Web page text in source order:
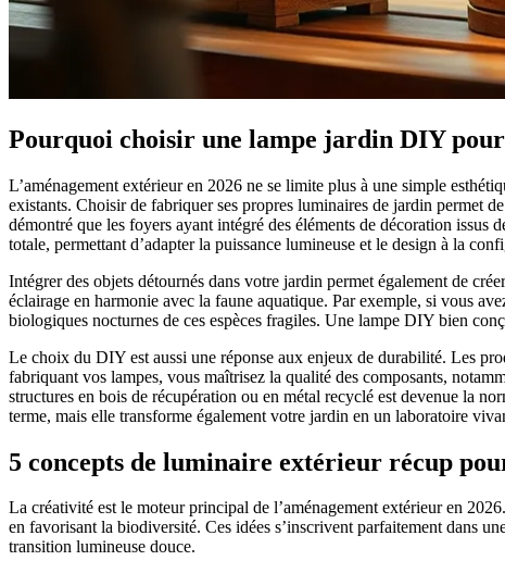
Pourquoi choisir une lampe jardin DIY
L’aménagement extérieur en 2026 ne se limite plus à une simple
existants. Choisir de fabriquer ses propres luminaires de jardin permet
démontré que les foyers ayant intégré des éléments de décoration
totale, permettant d’adapter la puissance lumineuse et le design à la
Intégrer des objets détournés dans votre jardin permet également de
éclairage en harmonie avec la faune aquatique. Par exemple, si vous
biologiques nocturnes de ces espèces fragiles. Une lampe DIY bien
Le choix du DIY est aussi une réponse aux enjeux de durabilité. Les
fabriquant vos lampes, vous maîtrisez la qualité des composants,
structures en bois de récupération ou en métal recyclé est devenue la
terme, mais elle transforme également votre jardin en un laboratoire
5 concepts de luminaire extérieur récup
La créativité est le moteur principal de l’aménagement extérieur en
en favorisant la biodiversité. Ces idées s’inscrivent parfaitement dans
transition lumineuse douce.